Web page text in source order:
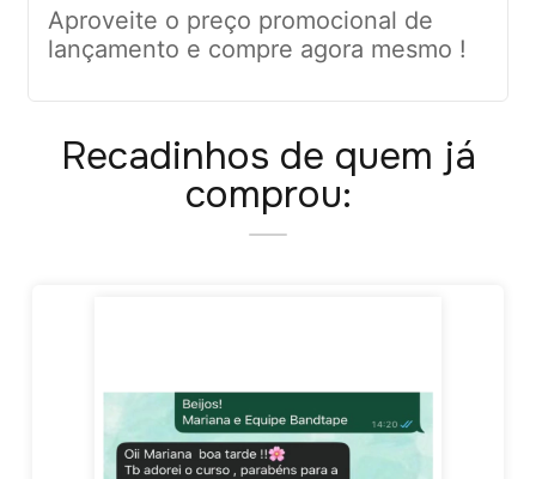
Aproveite o preço promocional de
lançamento e compre agora mesmo !
Recadinhos de quem já
comprou: